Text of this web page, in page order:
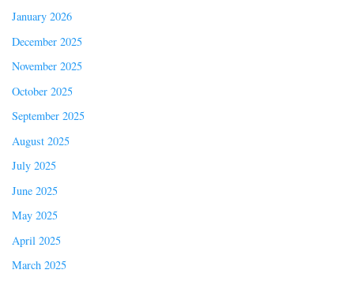
January 2026
December 2025
November 2025
October 2025
September 2025
August 2025
July 2025
June 2025
May 2025
April 2025
March 2025